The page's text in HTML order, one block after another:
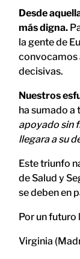
Desde
más digna.
la gente de
convocamos
decisivas.
Nuestros
ha sumado a
apoyado sin
llegara a su
Este triunfo
de Salud y
se deben en
Por un
Virginia